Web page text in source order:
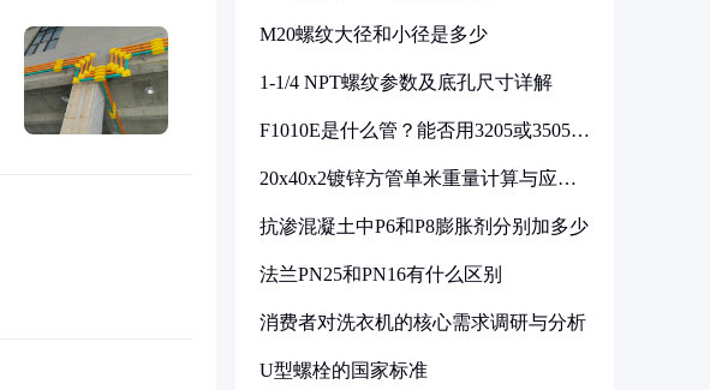
M20螺纹大径和小径是多少
1-1/4 NPT螺纹参数及底孔尺寸详解
F1010E是什么管？能否用3205或3505代
20x40x2镀锌方管单米重量计算与应用
抗渗混凝土中P6和P8膨胀剂分别加多少
法兰PN25和PN16有什么区别
消费者对洗衣机的核心需求调研与分析
U型螺栓的国家标准